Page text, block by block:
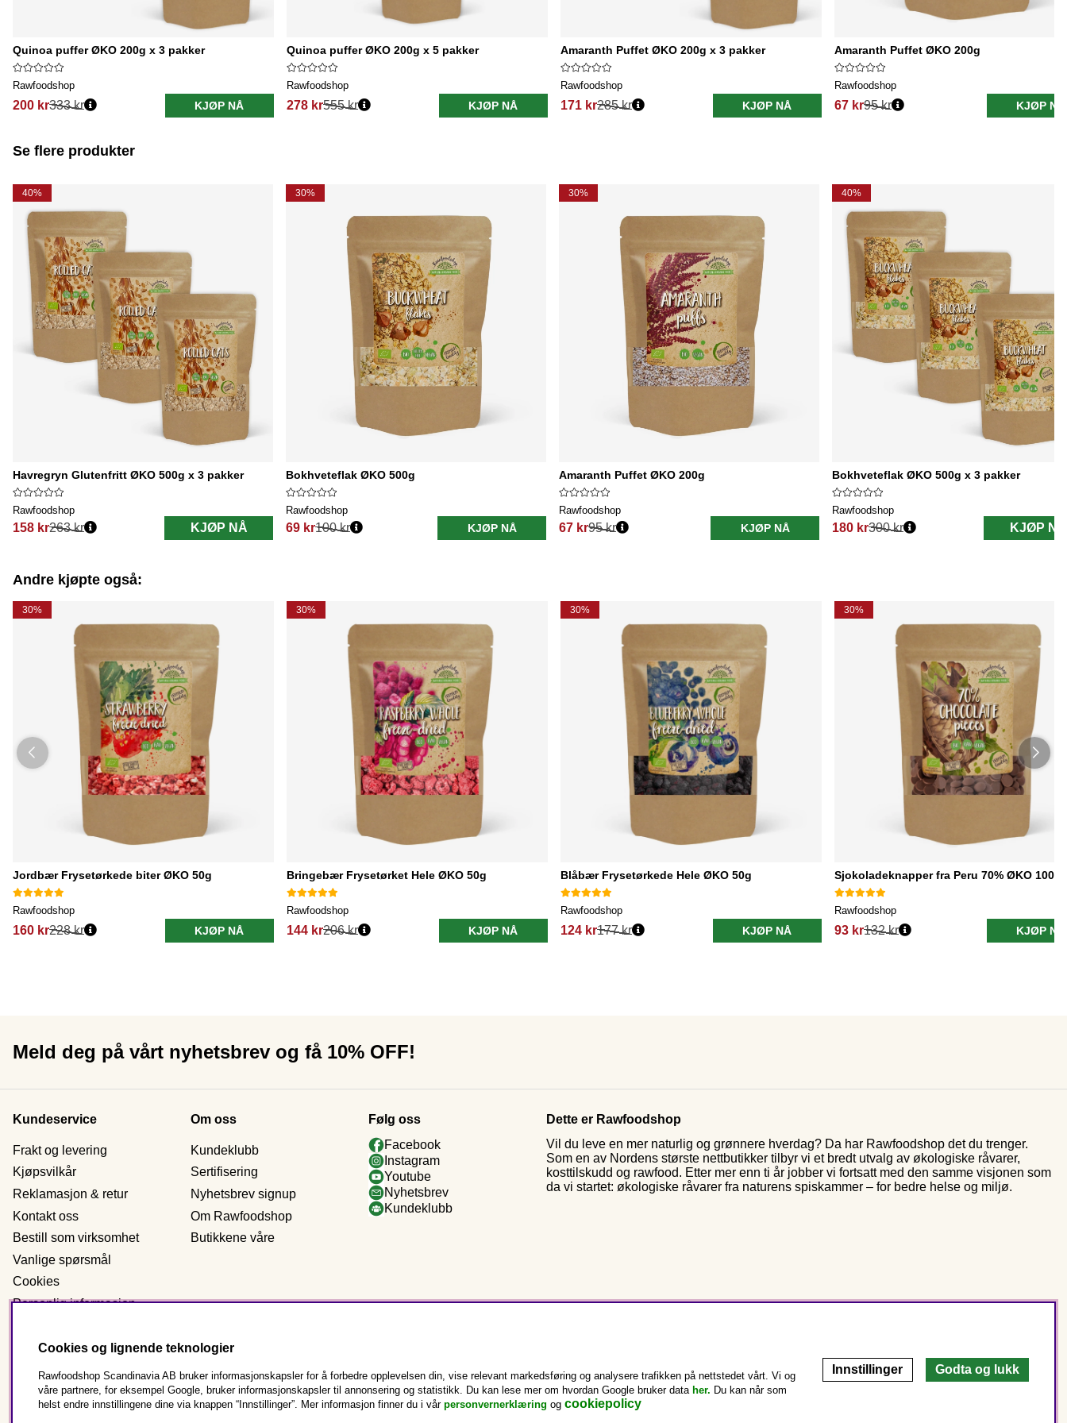
Quinoa puffer ØKO 200g x 3 pakker
Rawfoodshop
200 kr333 kr KJØP NÅ
Quinoa puffer ØKO 200g x 5 pakker
Rawfoodshop
278 kr555 kr KJØP NÅ
Amaranth Puffet ØKO 200g x 3 pakker
Rawfoodshop
171 kr285 kr KJØP NÅ
Amaranth Puffet ØKO 200g
Rawfoodshop
67 kr95 kr KJØP NÅ
Se flere produkter
40%
Havregryn Glutenfritt ØKO 500g x 3 pakker
Rawfoodshop
158 kr
Vanlig pris:
263 kr KJØP NÅ
30%
Bokhveteflak ØKO 500g
Rawfoodshop
69 kr
Vanlig pris:
100 kr KJØP NÅ
30%
Amaranth Puffet ØKO 200g
Rawfoodshop
67 kr
Vanlig pris:
95 kr KJØP NÅ
40%
Bokhveteflak ØKO 500g x 3 pakker
Rawfoodshop
180 kr
Vanlig pris:
300 kr KJØP NÅ
Andre kjøpte også:
30%
Jordbær Frysetørkede biter ØKO 50g
Rawfoodshop
160 kr228 kr KJØP NÅ
30%
Bringebær Frysetørket Hele ØKO 50g
Rawfoodshop
144 kr206 kr KJØP NÅ
30%
Blåbær Frysetørkede Hele ØKO 50g
Rawfoodshop
124 kr177 kr KJØP NÅ
30%
Sjokoladeknapper fra Peru 70% ØKO 100g
Rawfoodshop
93 kr132 kr KJØP NÅ
Meld deg på vårt nyhetsbrev og få 10% OFF!
Kundeservice
Frakt og levering
Kjøpsvilkår
Reklamasjon & retur
Kontakt oss
Bestill som virksomhet
Vanlige spørsmål
Cookies
Personlig informasjon
Om oss
Kundeklubb
Sertifisering
Nyhetsbrev signup
Om Rawfoodshop
Butikkene våre
Følg oss
Facebook
Instagram
Youtube
Nyhetsbrev
Kundeklubb
Dette er Rawfoodshop
Vil du leve en mer naturlig og grønnere hverdag? Da har Rawfoodshop det du trenger.
Som en av Nordens største nettbutikker tilbyr vi et bredt utvalg av økologiske råvarer,
kosttilskudd og rawfood. Etter mer enn ti år jobber vi fortsatt med den samme visjonen som
da vi startet: økologiske råvarer fra naturens spiskammer – for bedre helse og miljø.
Copyright © 2025 Rawfoodshop Scandinavia AB
Cookies og lignende teknologier
Rawfoodshop Scandinavia AB bruker informasjonskapsler for å forbedre opplevelsen din, vise relevant markedsføring og analysere trafikken på nettstedet vårt. Vi og
våre partnere, for eksempel Google, bruker informasjonskapsler til annonsering og statistikk. Du kan lese mer om hvordan Google bruker data her. Du kan når som
helst endre innstillingene dine via knappen “Innstillinger”. Mer informasjon finner du i vår personvernerklæring og cookiepolicy
Innstillinger Godta og lukk